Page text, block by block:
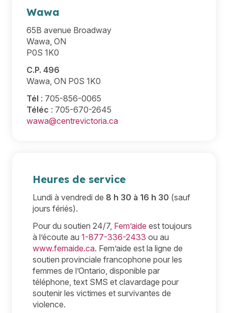
Wawa
65B avenue Broadway
Wawa, ON
P0S 1K0
C.P. 496
Wawa, ON P0S 1K0
Tél : 705-856-0065
Téléc : 705-670-2645
wawa@centrevictoria.ca
Heures de service
Lundi à vendredi de 8 h 30 à 16 h 30 (sauf
jours fériés).
Pour du soutien 24/7, Fem’aide est toujours
à l’écoute au 1-877-336-2433 ou au
www.femaide.ca. Fem’aide est la ligne de
soutien provinciale francophone pour les
femmes de l’Ontario, disponible par
téléphone, text SMS et clavardage pour
soutenir les victimes et survivantes de
violence.